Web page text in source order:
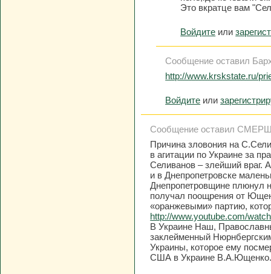
Это вкратце вам
Войдите или
Сообщение оставил
http://www.krskstate.ru/
Войдите или
Сообщение оставил
Причина зловония на
в агитации по Украине за
Селиванов – злейший враг.
и в Днепропетровске
Днепропетровщине плюнул
получал поощрения от
«оранжевыми» партию,
http://www.youtube.com/
В Украине Наш,
заклейменный
Украины, которое ему
США в Украине